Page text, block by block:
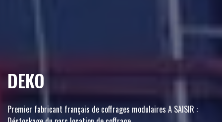
DEKO
Premier fabricant français de coffrages modulaires A SAISIR :